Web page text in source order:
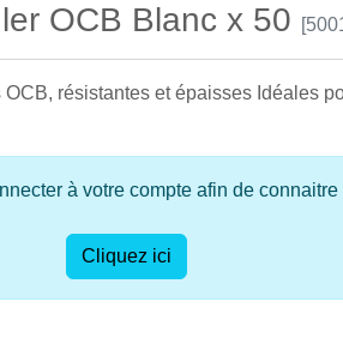
OCB Blanc x 50
résistantes et épaisses Idéales
à votre compte afin de connaitre
Cliquez ici